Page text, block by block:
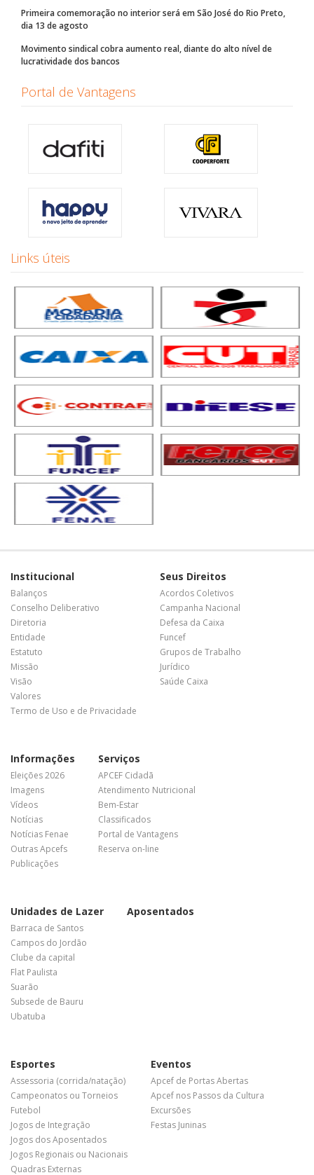
Primeira comemoração no interior será em São José do Rio Preto,
dia 13 de agosto
Movimento sindical cobra aumento real, diante do alto nível de
lucratividade dos bancos
Portal de Vantagens
Links úteis
Institucional
Balanços
Conselho Deliberativo
Diretoria
Entidade
Estatuto
Missão
Visão
Valores
Termo de Uso e de Privacidade
Seus Direitos
Acordos Coletivos
Campanha Nacional
Defesa da Caixa
Funcef
Grupos de Trabalho
Jurídico
Saúde Caixa
Informações
Eleições 2026
Imagens
Vídeos
Notícias
Notícias Fenae
Outras Apcefs
Publicações
Serviços
APCEF Cidadã
Atendimento Nutricional
Bem-Estar
Classificados
Portal de Vantagens
Reserva on-line
Unidades de Lazer
Barraca de Santos
Campos do Jordão
Clube da capital
Flat Paulista
Suarão
Subsede de Bauru
Ubatuba
Aposentados
Esportes
Assessoria (corrida/natação)
Campeonatos ou Torneios
Futebol
Jogos de Integração
Jogos dos Aposentados
Jogos Regionais ou Nacionais
Quadras Externas
Eventos
Apcef de Portas Abertas
Apcef nos Passos da Cultura
Excursões
Festas Juninas